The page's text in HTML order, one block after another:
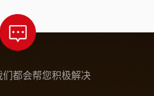
们都会帮您积极解决